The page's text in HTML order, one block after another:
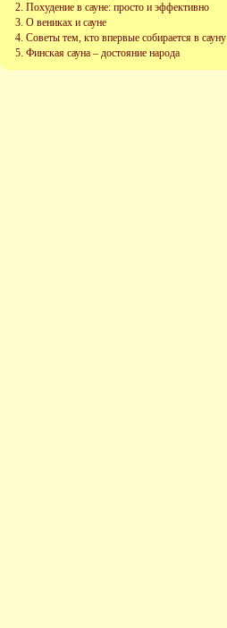
Похудение в сауне: просто и эффективно
О вениках и сауне
Советы тем, кто впервые собирается в сауну
Финская сауна – достояние народа